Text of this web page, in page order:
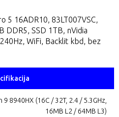
5 16ADR10, 83LT007VSC,
DDR5, SSD 1TB, nVidia
WiFi, Backlit kbd, bez
9 8940HX (16C / 32T, 2.4 / 5.3GHz,
16MB L2 / 64MB L3)